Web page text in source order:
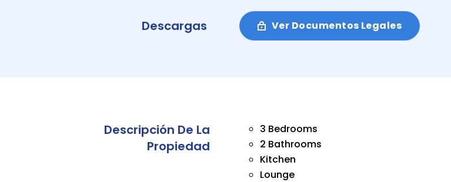
Descargas Ver Documentos Legales
Descripción De La
Propiedad
3 Bedrooms
2 Bathrooms
Kitchen
Lounge